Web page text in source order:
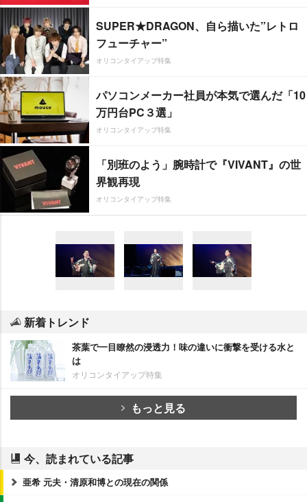
SUPER★DRAGON、自ら描いた”レトロ
フューチャー”
オリコンタイアップ特集
パソコンメーカー社員が本気で選んだ「10
万円台PC３選」
オリコンタイアップ特集
「別班のよう」腕時計で『VIVANT』の世
界観再現
オリコンタイアップ特集
新着トレンド
茶葉で一目瞭然の浸透力！味の違いに衝撃を受ける水と
は
オリコンタイアップ特集
もっと見る
今、読まれている記事
亜希 元夫・清原和博との現在の関係